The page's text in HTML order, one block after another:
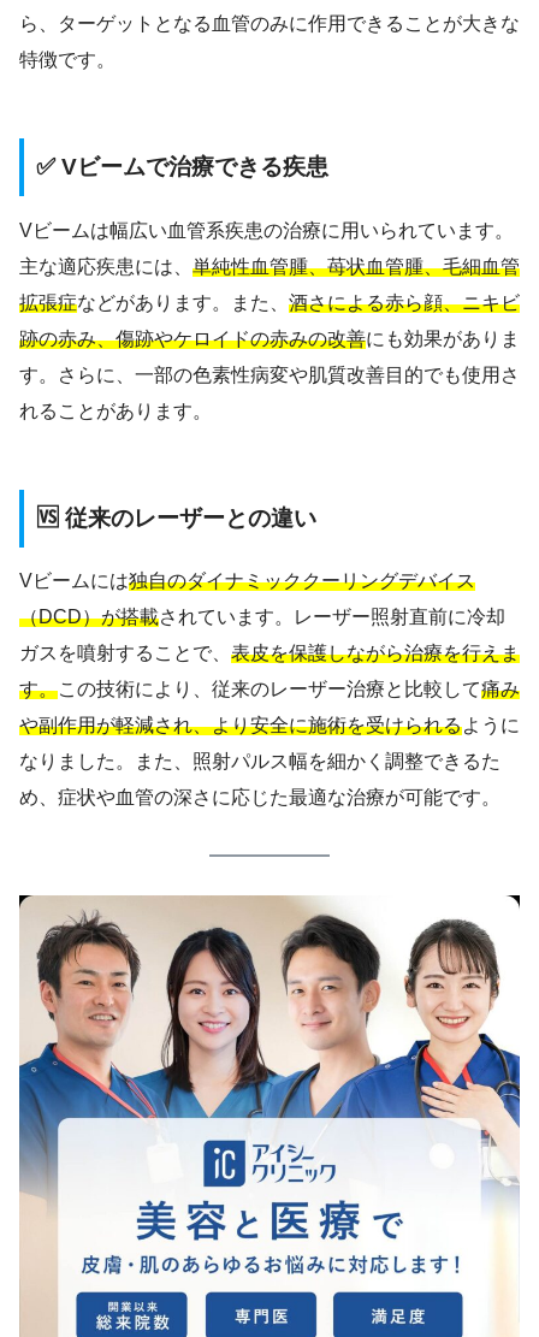
ら、ターゲットとなる血管のみに作用できることが大きな
特徴です。
✅ Vビームで治療できる疾患
Vビームは幅広い血管系疾患の治療に用いられています。
主な適応疾患には、 単純性血管腫、苺状血管腫、毛細血管
拡張症などがあります。また、 酒さによる赤ら顔、ニキビ
跡の赤み、傷跡やケロイドの赤みの改善にも効果がありま
す。さらに、一部の色素性病変や肌質改善目的でも使用さ
れることがあります。
🆚 従来のレーザーとの違い
Vビームには独自のダイナミッククーリングデバイス
（DCD）が搭載されています。レーザー照射直前に冷却
ガスを噴射することで、 表皮を保護しながら治療を行えま
す。この技術により、従来のレーザー治療と比較して痛み
や副作用が軽減され、より安全に施術を受けられるように
なりました。また、照射パルス幅を細かく調整できるた
め、症状や血管の深さに応じた最適な治療が可能です。